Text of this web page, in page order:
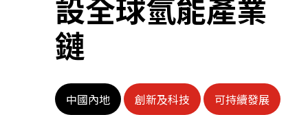
新聞及活動
設全球氫能產業
鏈
中國內地 創新及科技 可持續發展